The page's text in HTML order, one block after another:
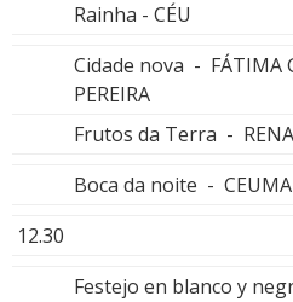
Rainha - CÉU
Cidade nova - FÁTIMA
PEREIRA
Frutos da Terra -
Boca da noite -
12.30
Festejo en blanco y